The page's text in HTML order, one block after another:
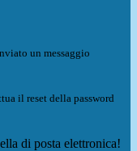
un messaggio
il reset della password
di posta elettronica!